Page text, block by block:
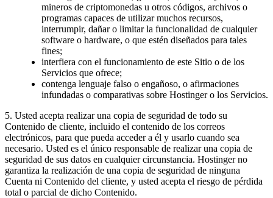
mineros de criptomonedas u otros códigos, archivos o
programas capaces de utilizar muchos recursos,
interrumpir, dañar o limitar la funcionalidad de cualquier
software o hardware, o que estén diseñados para tales
fines;
interfiera con el funcionamiento de este Sitio o de los
Servicios que ofrece;
contenga lenguaje falso o engañoso, o afirmaciones
infundadas o comparativas sobre Hostinger o los Servicios.
5. Usted acepta realizar una copia de seguridad de todo su
Contenido de cliente, incluido el contenido de los correos
electrónicos, para que pueda acceder a él y usarlo cuando sea
necesario. Usted es el único responsable de realizar una copia de
seguridad de sus datos en cualquier circunstancia. Hostinger no
garantiza la realización de una copia de seguridad de ninguna
Cuenta ni Contenido del cliente, y usted acepta el riesgo de pérdida
total o parcial de dicho Contenido.